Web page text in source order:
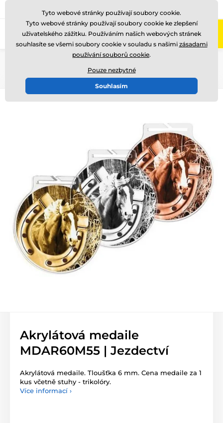
Zavolejte nám (Po-Pá 8-17)
Akrylátová medaile
MDAR60M55 | Jezdectví
Akrylátová medaile. Tloušťka 6 mm. Cena medaile za 1
kus včetně stuhy - trikolóry.
Více informací ›
Tyto webové stránky používají soubory cookie.
Tyto webové stránky používají soubory cookie ke zlepšení
uživatelského zážitku. Používáním našich webových stránek
souhlasíte se všemi soubory cookie v souladu s našimi zásadami
používání souborů cookie.
Pouze nezbytné
Souhlasím